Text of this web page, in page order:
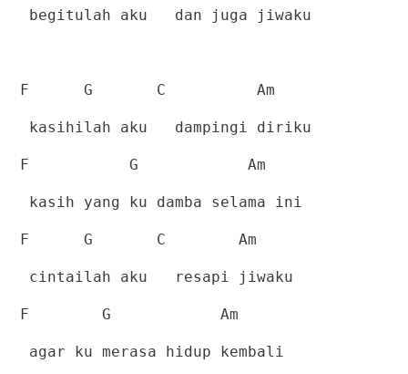
begitulah aku dan juga jiwaku
F G C Am
kasihilah aku dampingi diriku
F G Am
kasih yang ku damba selama ini
F G C Am
cintailah aku resapi jiwaku
F G Am
agar ku merasa hidup kembali